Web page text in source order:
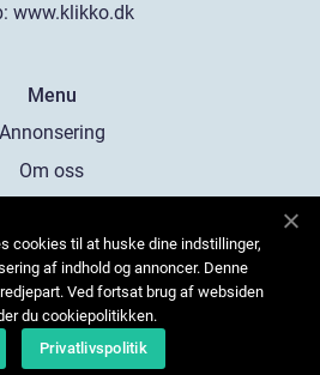
www.klikko.dk
Menu
Annonsering
Om oss
oss
Sitemap
cookies til at huske dine indstillinger,
af indhold og annoncer. Denne
Ved fortsat brug af websiden
du cookiepolitikken.
Privatlivspolitik